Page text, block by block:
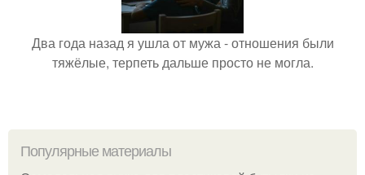
Два года назад я ушла от мужа - отношения были
тяжёлые, терпеть дальше просто не могла.
Популярные материалы